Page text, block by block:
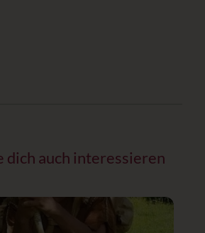
dich auch interessieren